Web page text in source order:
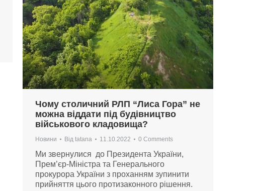
Чому столичний РЛП “Лиса Гора” не
можна віддати під будівництво
військового кладовища?
Новини Від tatana 11.10.2022 0 Comments
Ми звернулися до Президента України,
Прем’єр-Міністра та Генерального
прокурора України з проханням зупинити
прийняття цього протизаконного рішення.